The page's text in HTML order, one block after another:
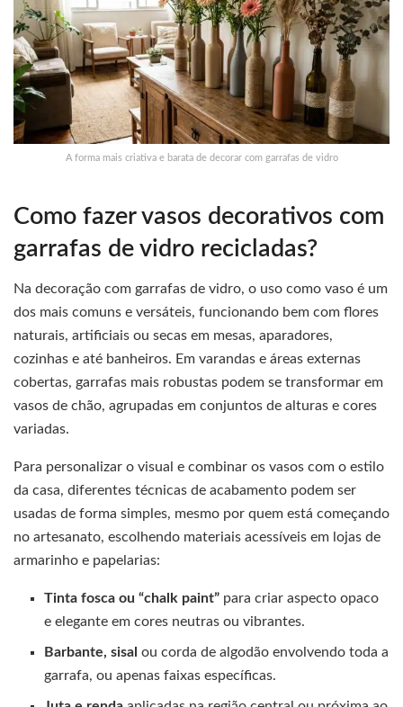
A forma mais criativa e barata de decorar com garrafas de vidro
Como fazer vasos decorativos com
garrafas de vidro recicladas?
Na decoração com garrafas de vidro, o uso como vaso é um
dos mais comuns e versáteis, funcionando bem com flores
naturais, artificiais ou secas em mesas, aparadores,
cozinhas e até banheiros. Em varandas e áreas externas
cobertas, garrafas mais robustas podem se transformar em
vasos de chão, agrupadas em conjuntos de alturas e cores
variadas.
Para personalizar o visual e combinar os vasos com o estilo
da casa, diferentes técnicas de acabamento podem ser
usadas de forma simples, mesmo por quem está começando
no artesanato, escolhendo materiais acessíveis em lojas de
armarinho e papelarias:
Tinta fosca ou “chalk paint” para criar aspecto opaco
e elegante em cores neutras ou vibrantes.
Barbante, sisalou corda de algodão envolvendo toda a
garrafa, ou apenas faixas específicas.